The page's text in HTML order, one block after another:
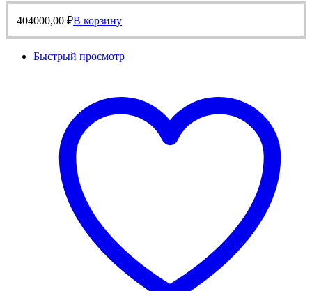
404000,00 ₽В корзину
Быстрый просмотр